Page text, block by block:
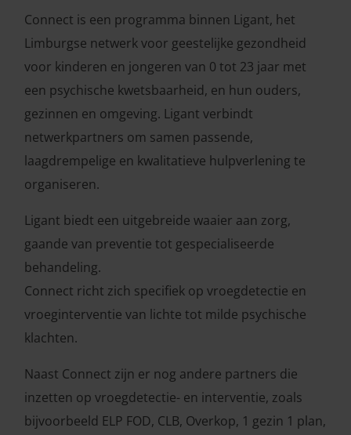
Connect is een programma binnen Ligant, het
Limburgse netwerk voor geestelijke gezondheid
voor kinderen en jongeren van 0 tot 23 jaar met
een psychische kwetsbaarheid, en hun ouders,
gezinnen en omgeving. Ligant verbindt
netwerkpartners om samen passende,
laagdrempelige en kwalitatieve hulpverlening te
organiseren.
Ligant biedt een uitgebreide waaier aan zorg,
gaande van preventie tot gespecialiseerde
behandeling.
Connect richt zich specifiek op vroegdetectie en
vroeginterventie van lichte tot milde psychische
klachten.
Naast Connect zijn er nog andere partners die
inzetten op vroegdetectie- en interventie, zoals
bijvoorbeeld ELP FOD, CLB, Overkop, 1 gezin 1 plan,